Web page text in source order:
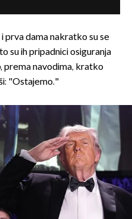
prva dama nakratko su se
su ih pripadnici osiguranja
prema navodima, kratko
"Ostajemo."